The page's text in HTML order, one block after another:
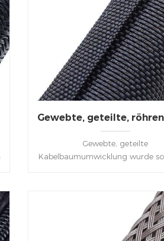
Gewebte, geteilte
Kabelbaumumwicklung wurde
erfüllen. D Entwickelt als
installierende und effektive
für verschiedene
Kabelbäume, Schläuche,